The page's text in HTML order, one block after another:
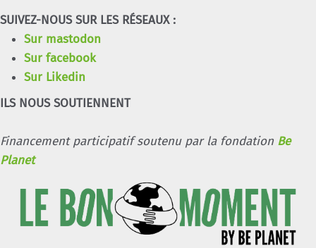
SUIVEZ-NOUS SUR LES RÉSEAUX :
Sur mastodon
Sur facebook
Sur Likedin
ILS NOUS SOUTIENNENT
Financement participatif soutenu par la fondation Be
Planet